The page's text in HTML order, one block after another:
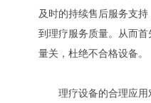
及时的持续售后服务支
到理疗服务质量。从而
量关，杜绝不合格设备。
理疗设备的合理应用